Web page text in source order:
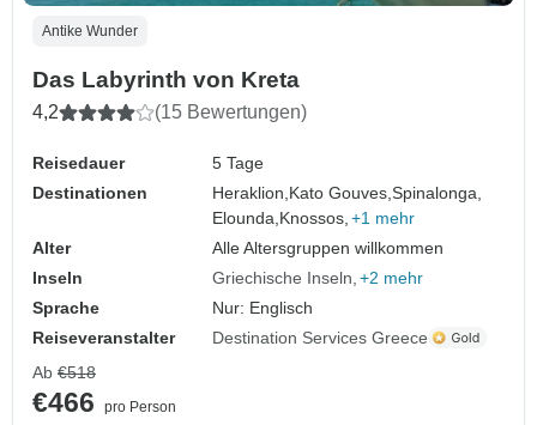
Antike Wunder
Das Labyrinth von Kreta
4,2 (15 Bewertungen)
Reisedauer
5 Tage
Destinationen
Heraklion, Kato Gouves,Spinalonga,
Elounda, Knossos, +1 mehr
Alter
Alle Altersgruppen willkommen
Inseln
Griechische Inseln +2 mehr
Sprache
Nur: Englisch
Reiseveranstalter
Destination Services Greece
Ab €518
€466
pro Person